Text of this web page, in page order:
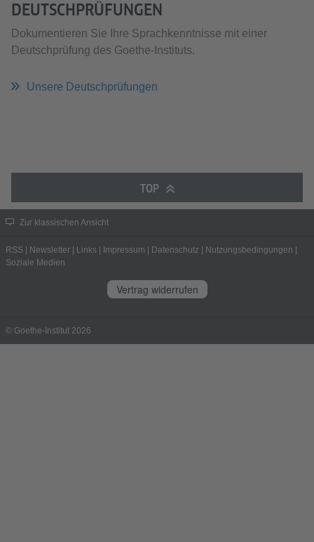
DEUTSCHPRÜFUNGEN
Dokumentieren Sie Ihre Sprachkenntnisse mit einer
Deutschprüfung des Goethe-Instituts.
Unsere Deutschprüfungen
TOP
Zur klassischen Ansicht
RSS Newsletter Links Impressum Datenschutz Nutzungsbedingungen
Soziale Medien
Vertrag widerrufen
© Goethe-Institut 2026